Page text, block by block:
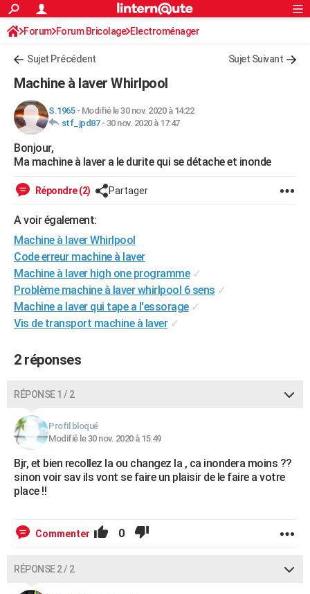
ACTUALITÉS
Politique
Société
Faits Divers
Education
Monde
Villes
+
FINANCE
Retraite
Impôts
Epargne
Immobilier
Risques naturels par ville
Banque
Assurance
Crédit
AUTO
Essais
Réserver un essai
Citadines
Berlines
SUV
Forum auto
+HIGH-TECH
Mobiles
Meilleur smartphone
Internet
Ordinateurs
Jeux vidéo
Guide high-tech
BRICOLAGE
WEEK-END
Guides de France
Escapades
Patrimoine
Expositions
Musées
Week-end nature
+LIFESTYLE
Art de vivre
Bien-être
Loisirs
ModeModes de vie
SANTE
Alimentation
Guide de la santé
Maladies
Médicaments
Sommeil
Destinations
City break
Voyage nature
Voyage de noces
Forum
Climat
+PHOTO
GUIDES D'ACHAT
Carte de Noël
Carte Bonne année
Carte Saint-Valentin
Carte Pâques
Carte d'anniversaire
DICTIONNAIRE
Dictionnaire
Biographies
Citations
Expressions
Proverbes
PROGRAMME TV
COPAINS D'AVANT
AVIS DE DÉCÈS
S'inscrire
Connexion
Forum Forum Bricolage Electroménager
Sujet Précédent Sujet Suivant
Machine à laver Whirlpool
S.1965- Modifié le 30 nov. 2020 à 14:22
stf_jpd87- 30 nov. 2020 à 17:47
Bonjour,
Ma machine à laver a le durite qui se détache et inonde
Répondre (2) Partager
A voir également:
Machine à laver Whirlpool
Code erreur machine à laver
Machine à laver high one programme ✓
Problème machine à laver whirlpool 6 sens ✓
Machine a laver qui tape a l'essorage ✓
Vis de transport machine à laver ✓
2 réponses
RÉPONSE 1 / 2
Profil bloqué
Modifié le 30 nov. 2020 à 15:49
Bjr, et bien recollez la ou changez la , ca inondera moins ??
sinon voir sav ils vont se faire un plaisir de le faire a votre
place !!
Commenter 0
RÉPONSE 2 / 2